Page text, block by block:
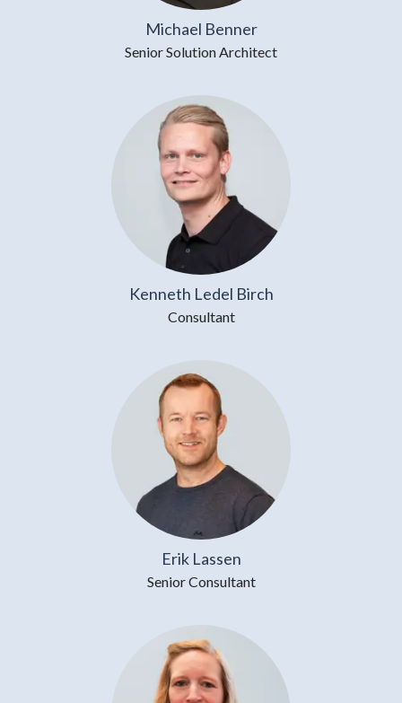
Michael Benner
Senior Solution Architect
Kenneth Ledel Birch
Consultant
Erik Lassen
Senior Consultant